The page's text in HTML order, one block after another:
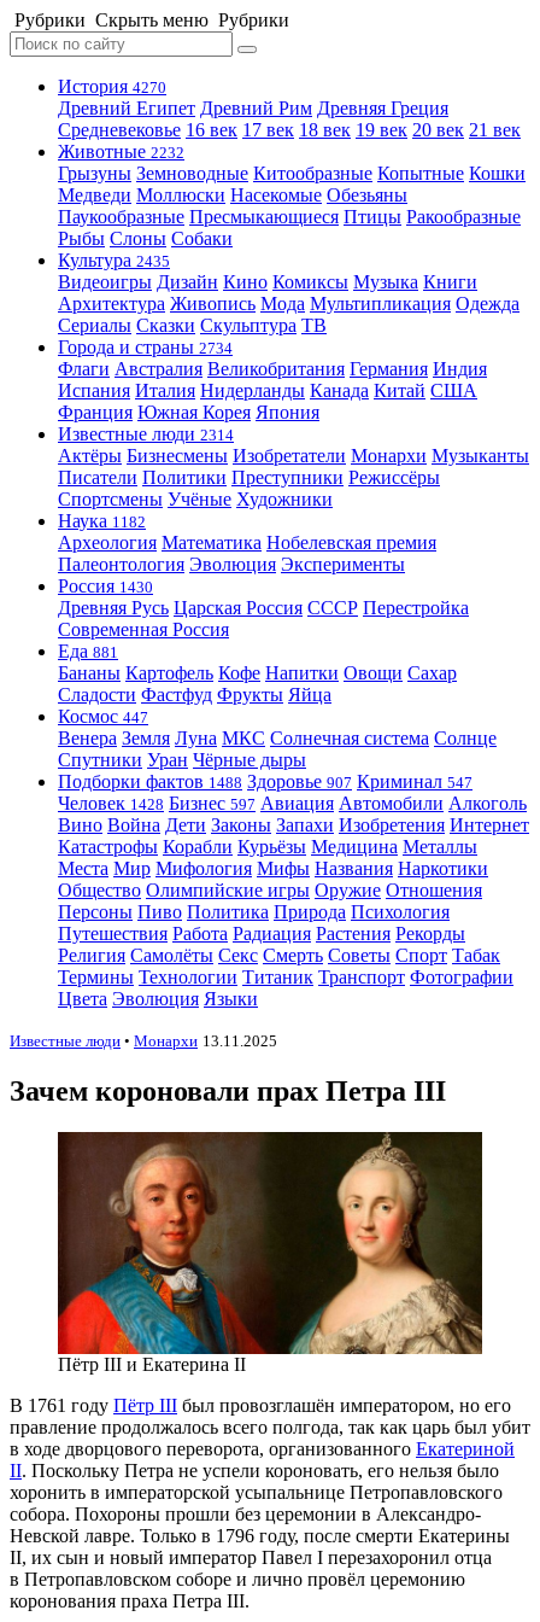
Рубрики Скрыть меню Рубрики
История 4270
Древний Египет Древний Рим Древняя Греция
Средневековье 16 век 17 век 18 век 19 век 20 век 21 век
Животные 2232
Грызуны Земноводные Китообразные Копытные Кошки
Медведи Моллюски Насекомые Обезьяны
Паукообразные Пресмыкающиеся Птицы Ракообразные
Рыбы Слоны Собаки
Культура 2435
Видеоигры Дизайн Кино Комиксы Музыка Книги
Архитектура Живопись Мода Мультипликация Одежда
Сериалы Сказки Скульптура ТВ
Города и страны 2734
Флаги Австралия Великобритания Германия Индия
Испания Италия Нидерланды Канада Китай США
Франция Южная Корея Япония
Известные люди 2314
Актёры Бизнесмены Изобретатели Монархи Музыканты
Писатели Политики Преступники Режиссёры
Спортсмены Учёные Художники
Наука 1182
Археология Математика Нобелевская премия
Палеонтология Эволюция Эксперименты
Россия 1430
Древняя Русь Царская Россия СССР Перестройка
Современная Россия
Еда 881
Бананы Картофель Кофе Напитки Овощи Сахар
Сладости Фастфуд Фрукты Яйца
Космос 447
Венера Земля Луна МКС Солнечная система Солнце
Спутники Уран Чёрные дыры
Подборки фактов 1488 Здоровье 907 Криминал 547
Человек 1428 Бизнес 597 Авиация Автомобили Алкоголь
Вино Война Дети Законы Запахи Изобретения Интернет
Катастрофы Корабли Курьёзы Медицина Металлы
Места Мир Мифология Мифы Названия Наркотики
Общество Олимпийские игры Оружие Отношения
Персоны Пиво Политика Природа Психология
Путешествия Работа Радиация Растения Рекорды
Религия Самолёты Секс Смерть Советы Спорт Табак
Термины Технологии Титаник Транспорт Фотографии
Цвета Эволюция Языки
Известные люди • Монархи 13.11.2025
Зачем короновали прах Петра III
Пётр III и Екатерина II
В 1761 году Пётр III был провозглашён императором, но его
правление продолжалось всего полгода, так как царь был убит
в ходе дворцового переворота, организованного Екатериной
II. Поскольку Петра не успели короновать, его нельзя было
хоронить в императорской усыпальнице Петропавловского
собора. Похороны прошли без церемонии в Александро-
Невской лавре. Только в 1796 году, после смерти Екатерины
II, их сын и новый император Павел I перезахоронил отца
в Петропавловском соборе и лично провёл церемонию
коронования праха Петра III.